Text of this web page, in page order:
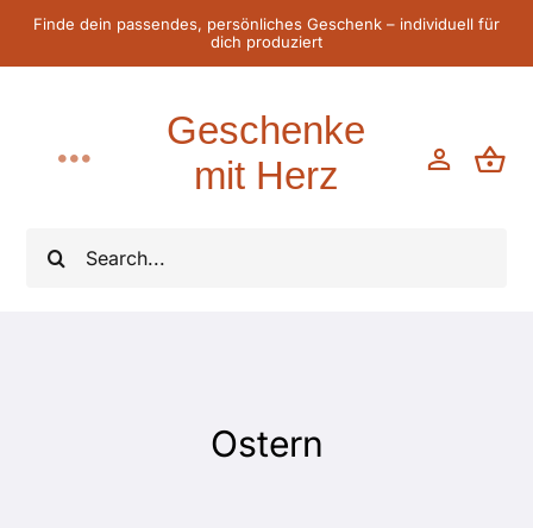
ZumFinde dein passendes, persönliches Geschenk – individuell für
dich produziert
Suche
Toggle
Navigation
Geschenke
mit Herz
Ostern